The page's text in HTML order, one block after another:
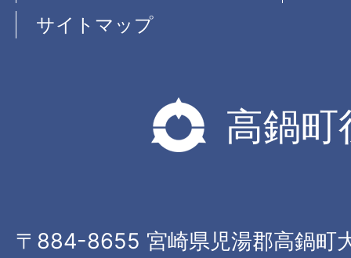
サイトマップ
高鍋町
〒884-8655 宮崎県児湯郡高鍋町